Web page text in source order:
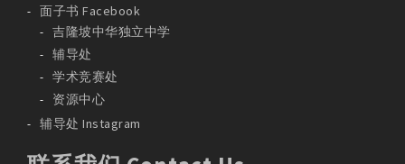
面子书 Facebook
吉隆坡中华独立中学
辅导处
学术竞赛处
资源中心
辅导处 Instagram